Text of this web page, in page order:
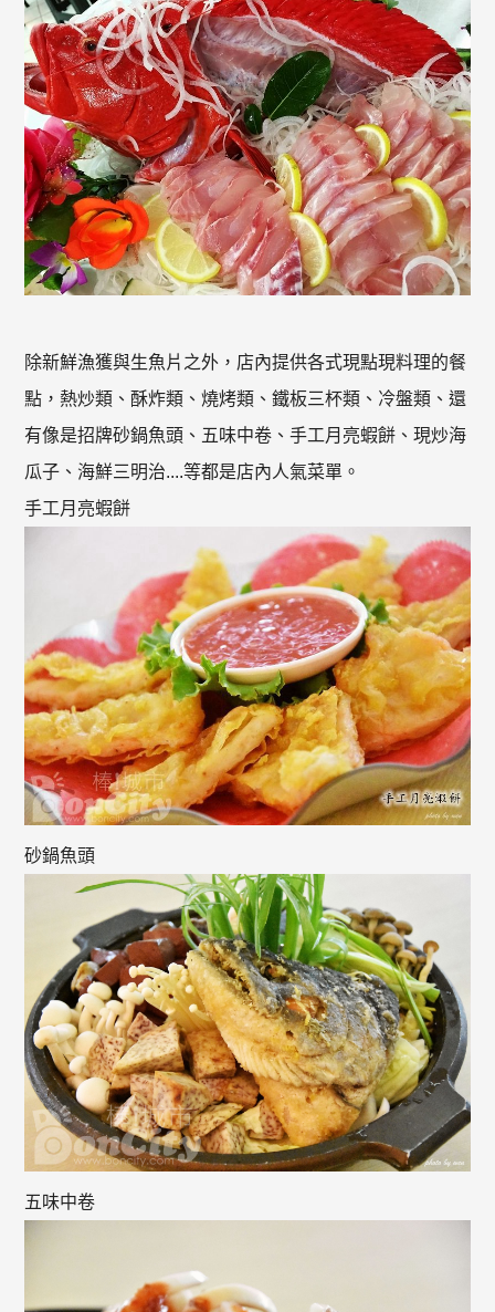
除新鮮漁獲與生魚片之外，店內提供各式現點現料理的餐
點，熱炒類、酥炸類、燒烤類、鐵板三杯類、冷盤類、還
有像是招牌砂鍋魚頭、五味中卷、手工月亮蝦餅、現炒海
瓜子、海鮮三明治....等都是店內人氣菜單。
手工月亮蝦餅
砂鍋魚頭
五味中卷